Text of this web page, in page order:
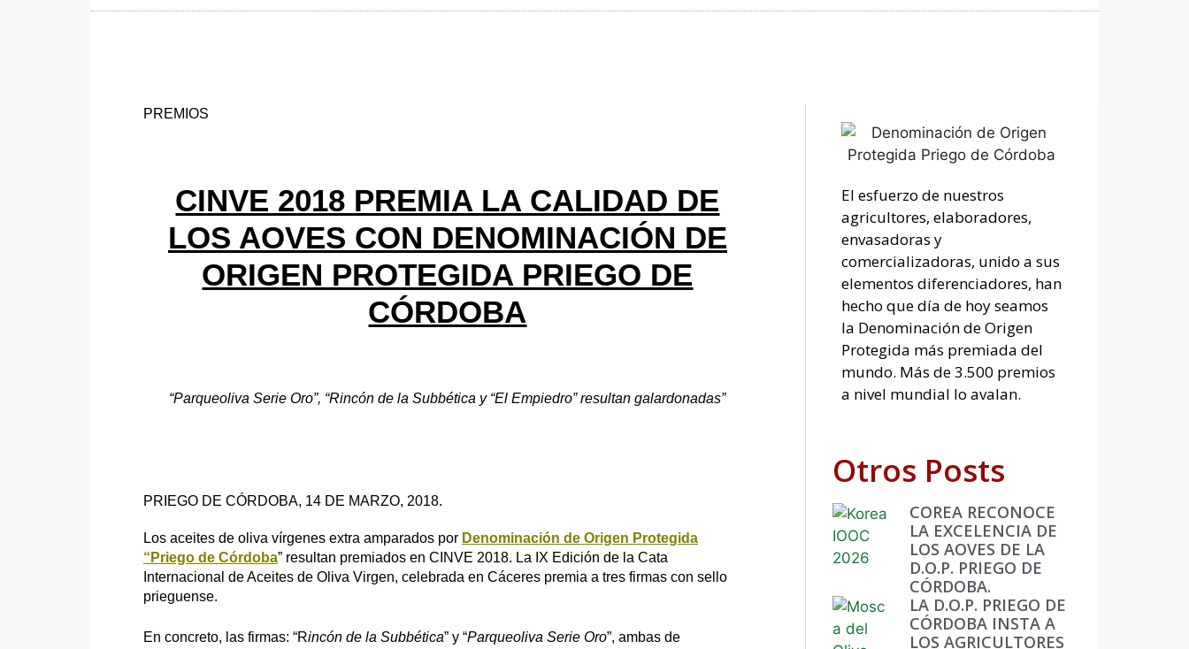
PREMIOS
CINVE 2018 PREMIA LA CALIDAD DE
LOS AOVES CON DENOMINACIÓN DE
ORIGEN PROTEGIDA PRIEGO DE
CÓRDOBA
“Parqueoliva Serie Oro”, “Rincón de la Subbética y “El Empiedro” resultan galardonadas”
PRIEGO DE CÓRDOBA, 14 DE MARZO, 2018.
Los aceites de oliva vírgenes extra amparados por Denominación de Origen Protegida
“Priego de Córdoba” resultan premiados en CINVE 2018. La IX Edición de la Cata
Internacional de Aceites de Oliva Virgen, celebrada en Cáceres premia a tres firmas con sello
prieguense.
En concreto, las firmas: “Rincón de la Subbética” y “Parqueoliva Serie Oro”, ambas de
El esfuerzo de nuestros
agricultores, elaboradores,
envasadoras y
comercializadoras, unido a sus
elementos diferenciadores, han
hecho que día de hoy seamos
la Denominación de Origen
Protegida más premiada del
mundo. Más de 3.500 premios
a nivel mundial lo avalan.
Otros Posts
COREA RECONOCE
LA EXCELENCIA DE
LOS AOVES DE LA
D.O.P. PRIEGO DE
CÓRDOBA.
LA D.O.P. PRIEGO DE
CÓRDOBA INSTA A
LOS AGRICULTORES